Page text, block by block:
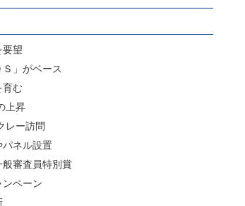
要望
」がベース
育む
上昇
レー訪問
パネル設置
審査員特別賞
ンペーン